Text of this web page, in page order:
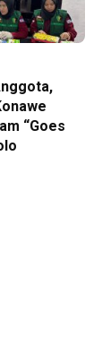
“Goes